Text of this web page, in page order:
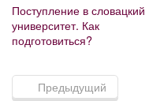
Поступление в словацкий
университет. Как
подготовиться?
Предыдущий